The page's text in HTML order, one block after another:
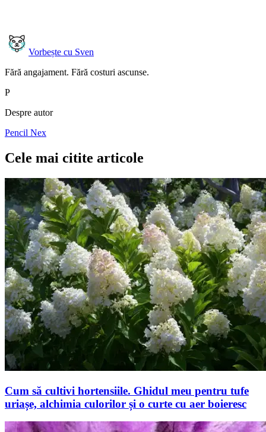
Vorbește cu Sven
Fără angajament. Fără costuri ascunse.
P
Despre autor
Pencil Nex
Cele mai citite articole
Cum să cultivi hortensiile. Ghidul meu pentru tufe
uriașe, alchimia culorilor și o curte cu aer boieresc